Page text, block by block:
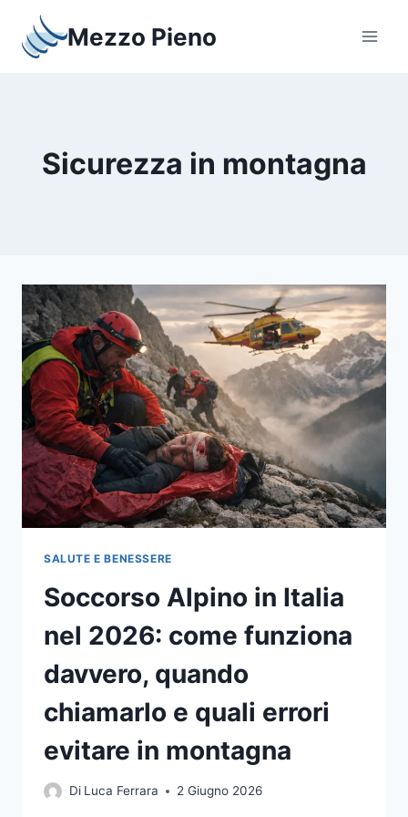
contenuto
Mezzo Pieno
Sicurezza in montagna
SALUTE E BENESSERE
Soccorso Alpino in Italia
nel 2026: come funziona
davvero, quando
chiamarlo e quali errori
evitare in montagna
Di Luca Ferrara 2 Giugno 2026